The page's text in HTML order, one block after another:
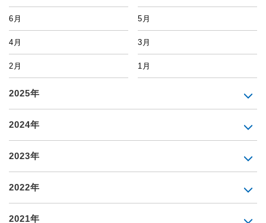
6月 5月
4月 3月
2月 1月
2025年
2024年
2023年
2022年
2021年